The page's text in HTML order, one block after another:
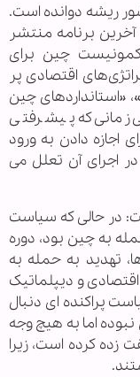
ریشه دوانده است.
برنامه منتشر
چین برای
اقتصادی پر
زرق و برق دولتی مانند «ساخت چین ۲۰۲۵»، «استانداردهای چین
زمانی که پیشرفتی
- مانند تعهد سال ۲۰۱۷ برای اجازه دادن به ورود
اجرای آن تعلل می
در حالی که سیاست
به چین بود، دوره
تهدید به حمله به
اقتصادی و دیپلماتیک
پراکنده ای دنبال
اما به هیچ وجه
زده کرده است، زیرا